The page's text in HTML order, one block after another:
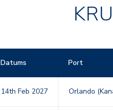
Datums Port
14th Feb 2027 Orlando